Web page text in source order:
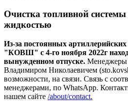
Очистка топливной
жидкостью
Из-за постоянных
"КОВШ" с 4-го ноября 2022г
вынужденном отпуске. Менеджеры
Владимиром Николаевичем
возможности, на связи. Связь с
менеджерами, по WhatsApp.
нашем сайте /about/contact.